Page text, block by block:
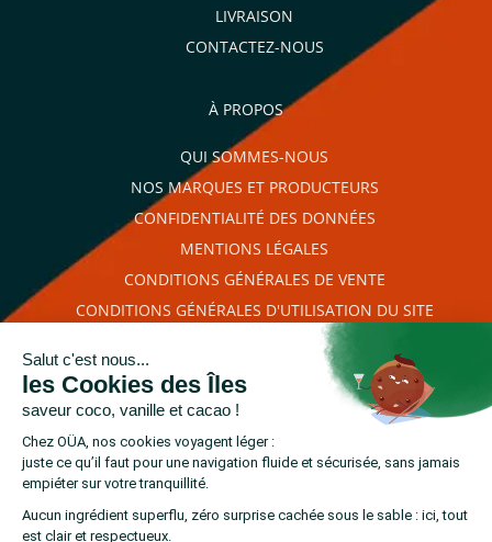
LIVRAISON
CONTACTEZ-NOUS
À PROPOS
QUI SOMMES-NOUS
NOS MARQUES ET PRODUCTEURS
CONFIDENTIALITÉ DES DONNÉES
MENTIONS LÉGALES
CONDITIONS GÉNÉRALES DE VENTE
CONDITIONS GÉNÉRALES D'UTILISATION DU SITE
RETROUVEZ-NOUS SUR